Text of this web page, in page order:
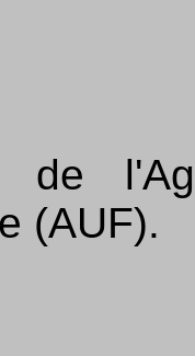
de
(AUF).